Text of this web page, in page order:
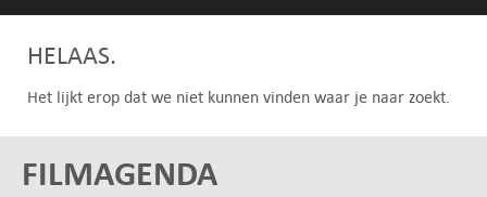
HELAAS.
Het lijkt erop dat we niet kunnen vinden waar je naar zoekt.
FILMAGENDA